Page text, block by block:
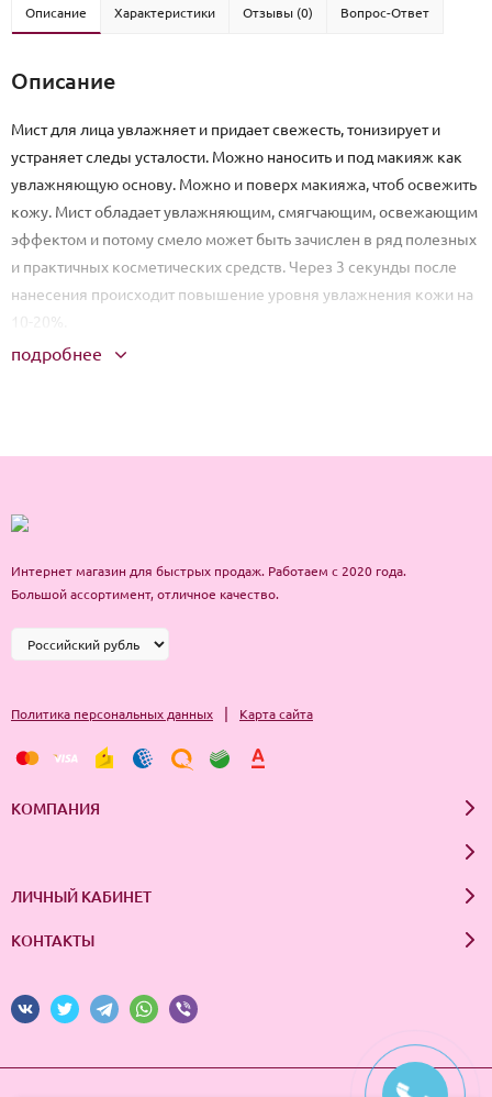
Описание Характеристики Отзывы (0) Вопрос-Ответ
Описание
Мист для лица увлажняет и придает свежесть, тонизирует и
устраняет следы усталости. Можно наносить и под макияж как
увлажняющую основу. Можно и поверх макияжа, чтоб освежить
кожу. Мист обладает увлажняющим, смягчающим, освежающим
эффектом и потому смело может быть зачислен в ряд полезных
и практичных косметических средств. Через 3 секунды после
нанесения происходит повышение уровня увлажнения кожи на
10-20%.
Способ применения: встряхните флакон и распылите на кожу с
подробнее
Интернет магазин для быстрых продаж. Работаем с 2020 года.
Большой ассортимент, отличное качество.
Политика персональных данных | Карта сайта
КОМПАНИЯ
ЛИЧНЫЙ КАБИНЕТ
КОНТАКТЫ